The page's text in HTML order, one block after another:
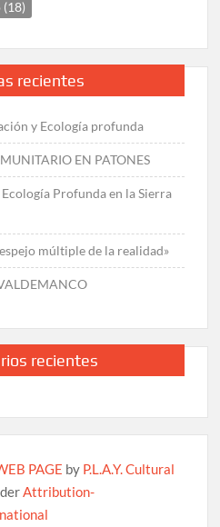
(18)
recientes
y Ecología profunda
EN PATONES
Profunda en la Sierra
múltiple de la realidad»
recientes
PAGE by P.L.A.Y. Cultural
Attribution-